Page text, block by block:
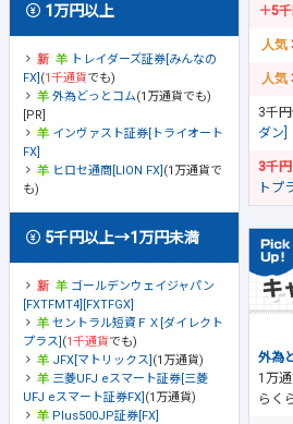
1万円以上
トレイダーズ証券[みんなの
FX] (1千通貨でも)
外為どっとコム(1万通貨でも)
[PR]
インヴァスト証券[トライオート
FX]
ヒロセ通商[LION FX] (1万通貨で
も)
5千円以上→1万円未満
ゴールデンウェイジャパン
[FXTFMT4][FXTFGX]
セントラル短資ＦＸ[ダイレクト
プラス] (1千通貨でも)
JFX[マトリックス] (1万通貨)
三菱UFJ eスマート証券[三菱
UFJ eスマート証券FX] (1万通貨)
Plus500JP証券[FX]
＋5
3千
ダン]
3千円
トプ
外為
1万
らく